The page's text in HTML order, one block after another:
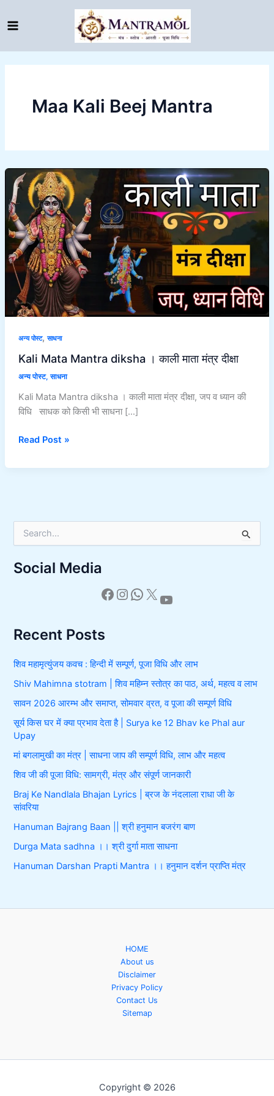
to
Maa Kali Beej Mantra
अन्य पोस्ट,साधना
Kali Mata Mantra diksha । काली माता मंत्र दीक्षा
अन्य पोस्ट,साधना
Kali Mata Mantra diksha । काली माता मंत्र दीक्षा, जप व ध्यान की
विधि साधक को किसी भी साधना […]
Kali
Mata
Mantra
diksha
।
काली
माता
मंत्र
दीक्षा
Read Post »
e
r
r
:
Social Media
Recent Posts
शिव महामृत्युंजय कवच : हिन्दी में सम्पूर्ण, पूजा विधि और लाभ
Shiv Mahimna stotram | शिव महिम्न स्तोत्र का पाठ, अर्थ, महत्व व लाभ
सावन 2026 आरम्भ और समाप्त, सोमवार व्रत, व पूजा की सम्पूर्ण विधि
सूर्य किस घर में क्या प्रभाव देता है | Surya ke 12 Bhav ke Phal aur
Upay
मां बगलामुखी का मंत्र | साधना जाप की सम्पूर्ण विधि, लाभ और महत्व
शिव जी की पूजा विधि: सामग्री, मंत्र और संपूर्ण जानकारी
Braj Ke Nandlala Bhajan Lyrics | ब्रज के नंदलाला राधा जी के
सांवरिया
Hanuman Bajrang Baan || श्री हनुमान बजरंग बाण
Durga Mata sadhna ।। श्री दुर्गा माता साधना
Hanuman Darshan Prapti Mantra ।। हनुमान दर्शन प्राप्ति मंत्र
HOME
About us
Disclaimer
Privacy Policy
Contact Us
Sitemap
Copyright © 2026